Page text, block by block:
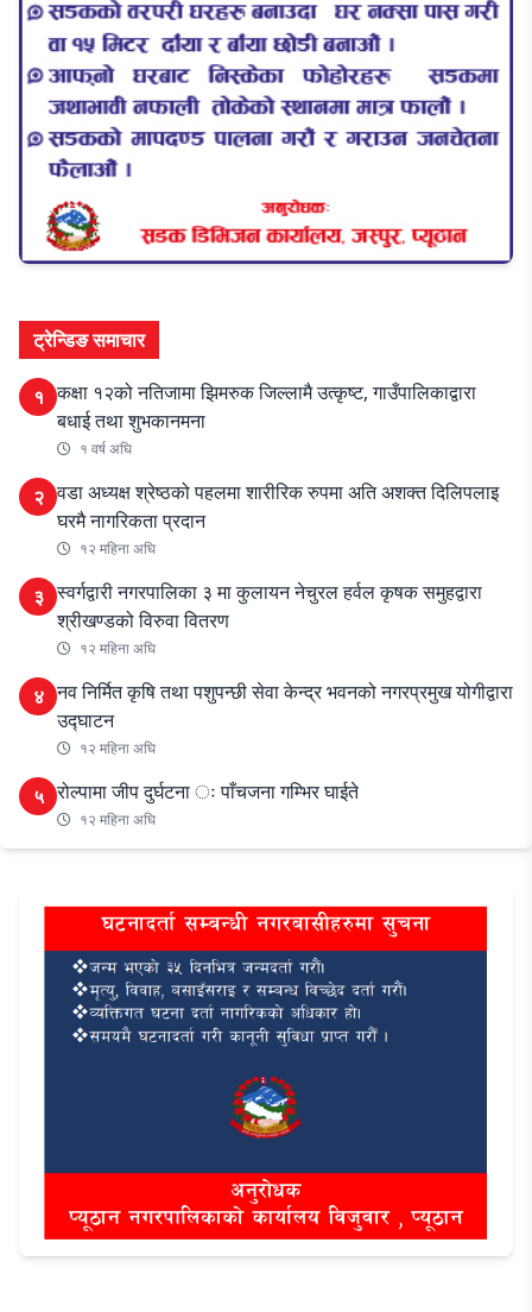
ट्रेन्डिङ समाचार
१ कक्षा १२को नतिजामा झिमरुक जिल्लामै उत्कृष्ट, गाउँपालिकाद्वारा
बधाई तथा शुभकानमना
१ वर्ष अघि
२ वडा अध्यक्ष श्रेष्ठको पहलमा शारीरिक रुपमा अति अशक्त दिलिपलाइ
घरमै नागरिकता प्रदान
१२ महिना अघि
३ स्वर्गद्वारी नगरपालिका ३ मा कुलायन नेचुरल हर्वल कृषक समुहद्वारा
श्रीखण्डको विरुवा वितरण
१२ महिना अघि
४ नव निर्मित कृषि तथा पशुपन्छी सेवा केन्द्र भवनको नगरप्रमुख योगीद्वारा
उद्घाटन
१२ महिना अघि
५ रोल्पामा जीप दुर्घटना ः पाँचजना गम्भिर घाईते
१२ महिना अघि